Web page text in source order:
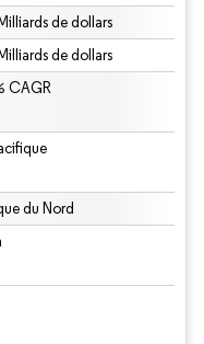
de dollars
de dollars
CAGR
du Nord
nécessite une attribution sous CC